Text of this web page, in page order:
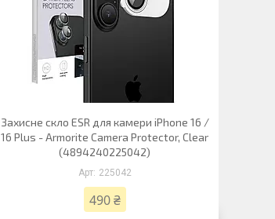
Захисне скло ESR для камери iPhone 16 /
16 Plus - Armorite Camera Protector, Clear
(4894240225042)
225042
490 ₴